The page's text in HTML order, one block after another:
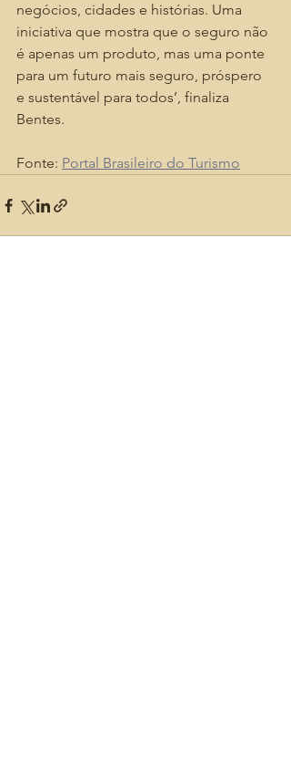
negócios, cidades e histórias. Uma
iniciativa que mostra que o seguro não
é apenas um produto, mas uma ponte
para um futuro mais seguro, próspero
e sustentável para todos’, finaliza
Bentes.
Fonte: Portal Brasileiro do Turismo